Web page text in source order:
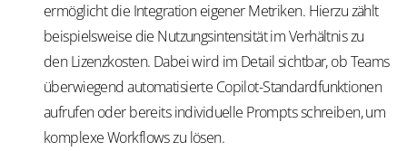
ermöglicht die Integration eigener Metriken. Hierzu zählt
beispielsweise die Nutzungsintensität im Verhältnis zu
den Lizenzkosten. Dabei wird im Detail sichtbar, ob Teams
überwiegend automatisierte Copilot-Standardfunktionen
aufrufen oder bereits individuelle Prompts schreiben, um
komplexe Workflows zu lösen.